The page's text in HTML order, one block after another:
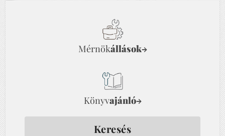
Mérnökállások→
Könyvajánló→
Keresés